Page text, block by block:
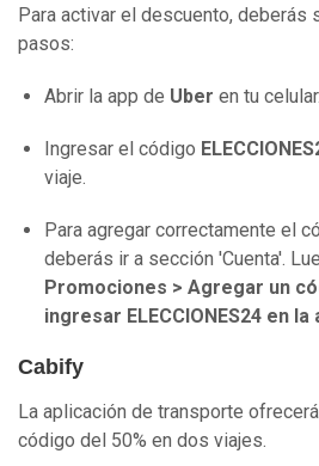
Para activar el descuento,
pasos:
Abrir la app de Uber en tu celular.
Ingresar el código
viaje.
Para agregar correctamente el
deberás ir a sección 'Cuenta'.
Promociones > Agregar un
ingresar ELECCIONES24 en
Cabify
La aplicación de transporte
código del 50% en dos viajes.